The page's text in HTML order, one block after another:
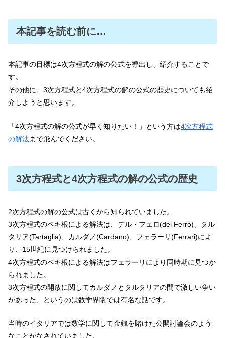
本記事を読む前に…
本記事の目標は4次方程式の解の公式を導出し、紹介することで
す。
その他に、3次方程式と4次方程式の解の公式の歴史についても紹
介しようと思います。
「4次方程式の解の公式が早く知りたい！」という方は4次方程式
の解法まで飛んでください。
3次方程式と4次方程式の解の公式の歴史
2次方程式の解の公式は古くから知られていました。
3次方程式のベキ根による解法は、デル・フェロ(del Ferro)、タル
タリア(Tartaglia)、カルダノ(Cardano)、フェラーリ(Ferrari)によ
り、15世紀に見つけられました。
4次方程式のベキ根による解法はフェラーリにより同時期に見つか
られました。
3次方程式の開放に関してカルダノとタルタリアの間で激しい争い
があった、というのは数学界隈では有名な話です。
当時のイタリアでは数学に関して金銭を賭けた公開討論会のよう
なことがなされていました。